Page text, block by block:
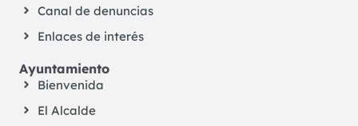
Canal de denuncias
Enlaces de interés
Ayuntamiento
Bienvenida
El Alcalde